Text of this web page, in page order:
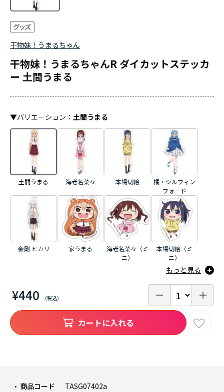
干物妹！うまるちゃん
干物妹！うまるちゃんR ダイカットステッカ
ー 土間うまる
¥440
商品コード
TASG07402a
▼バリエーション ： 土間うまる
土間うまる 海老名菜々 本場切絵
橘・シルフィン
フォード
金剛 ヒカリ 家うまる
海老名菜々（ミ
ニ）
本場切絵（ミ
ニ）
もっと見る
カートに入れる